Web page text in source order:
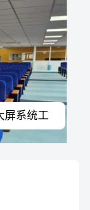
屏系统工